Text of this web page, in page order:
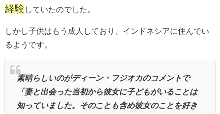
経験 していたのでした。
しかし子供はもう成人しており、インドネシアに住んでい
るようです。
素晴らしいのがディーン・フジオカのコメントで
「妻と出会った当初から彼女に子どもがいることは
知っていました。そのことも含め彼女のことを好き